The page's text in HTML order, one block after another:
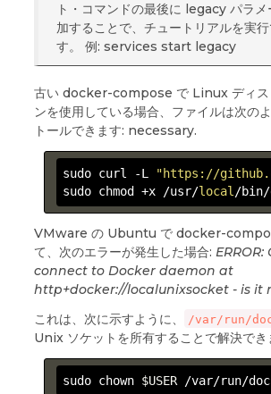
ト・コマンドの最後に legacy パラメ
加することで、チュートリアルを実行
す。 例: services start legacy
古い docker-compose で Linux ディス
ンを使用している場合、ファイルは次の
トールできます: necessary.
sudo curl -L
"https://
sudo chmod +x /usr/local/bin/
VMware の Ubuntu で docker-
て、次のエラーが発生した場合:
connect to Docker daemon at
http+docker://localunixsocket - is it
これは、次に示すように、
/var/run/
Unix ソケットを所有することで解決でき
sudo chown $USER /var/run/